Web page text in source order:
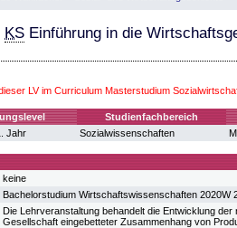
KS Einführung in die
LV im Curriculum Masterstudium
Studienfachbereich
Jahr Sozialwissenschaften
keine
Bachelorstudium Wirtschaftswissenschaften 2020W
Die Lehrveranstaltung behandelt die Entwicklung
Gesellschaft eingebetteter Zusammenhang von